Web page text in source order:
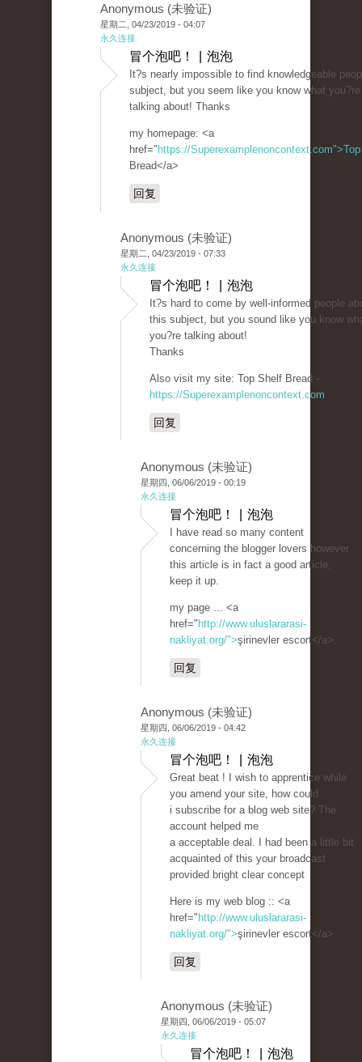
Anonymous (未验证)
星期二, 04/23/2019 - 04:07
永久连接
冒个泡吧！ | 泡泡
It?s nearly impossible to find knowledgeable
subject, but you seem like you know what you?re
talking about! Thanks
my homepage: <a
href=" https://Superexamplenoncontext.com">Top
Bread</a>
回复
Anonymous (未验证)
星期二, 04/23/2019 - 07:33
永久连接
冒个泡吧！ | 泡泡
It?s hard to come by well-informed people
this subject, but you sound like you know
you?re talking about!
Thanks
Also visit my site: Top Shelf Bread -
https://Superexamplenoncontext.com
回复
Anonymous (未验证)
星期四, 06/06/2019 - 00:19
永久连接
冒个泡吧！ | 泡泡
I have read so many content
concerning the blogger lovers however
this article is in fact a good article,
keep it up.
my page ... <a
href=" http://www.uluslararasi-
nakliyat.org/">şirinevler escort</a>
回复
Anonymous (未验证)
星期四, 06/06/2019 - 04:42
永久连接
冒个泡吧！ | 泡泡
Great beat ! I wish to apprentice while
you amend your site, how could
i subscribe for a blog web site? The
account helped me
a acceptable deal. I had been a little bit
acquainted of this your broadcast
provided bright clear concept
Here is my web blog :: <a
href=" http://www.uluslararasi-
nakliyat.org/">şirinevler escort</a>
回复
Anonymous (未验证)
星期四, 06/06/2019 - 05:07
永久连接
冒个泡吧！ | 泡泡